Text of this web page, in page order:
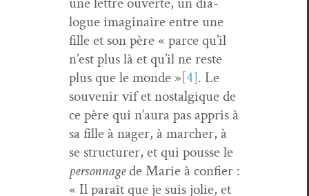
logue imag­i­naire entre une
fille et son père « parce qu’il
n’est plus là et qu’il ne reste
plus que le monde »[4]. Le
sou­venir vif et nos­tal­gique de
ce père qui n’aura pas appris à
sa fille à nag­er, à marcher, à
se struc­tur­er, et qui pousse le
per­son­nagede Marie à con­fi­er :
« Il paraît que je suis jolie, et